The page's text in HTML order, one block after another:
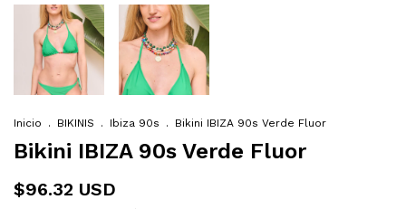
Inicio . BIKINIS . Ibiza 90s . Bikini IBIZA 90s Verde Fluor
Bikini IBIZA 90s Verde Fluor
$96.32 USD